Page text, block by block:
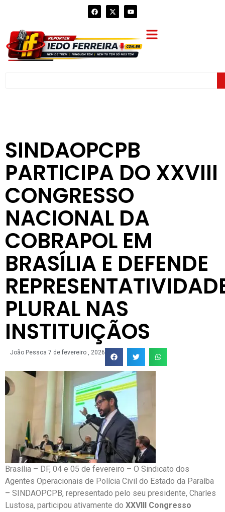
SINDAOPCPB
PARTICIPA DO XXVIII
CONGRESSO
NACIONAL DA
COBRAPOL EM
BRASÍLIA E DEFENDE
PLURAL NAS
INSTITUIÇÃOS
João Pessoa 7 de fevereiro , 2026
Brasília – DF, 04 e 05 de fevereiro – O Sindicato dos
Agentes Operacionais de Polícia Civil do Estado da Paraíba
– SINDAOPCPB, representado pelo seu presidente, Charles
Lustosa, participou ativamente do XXVIII Congresso